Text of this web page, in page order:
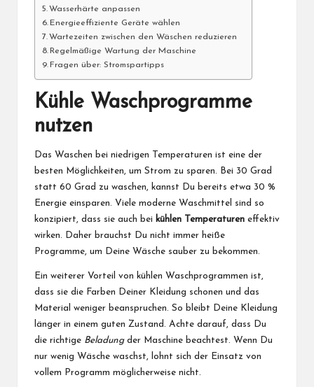
Wasserhärte anpassen
Energieeffiziente Geräte wählen
Wartezeiten zwischen den Wäschen reduzieren
Regelmäßige Wartung der Maschine
Fragen über: Stromspartipps
Kühle Waschprogramme
nutzen
Das Waschen bei niedrigen Temperaturen ist eine der
besten Möglichkeiten, um Strom zu sparen. Bei 30 Grad
statt 60 Grad zu waschen, kannst Du bereits etwa 30 %
Energie einsparen. Viele moderne Waschmittel sind so
konzipiert, dass sie auch bei kühlen Temperaturen effektiv
wirken. Daher brauchst Du nicht immer heiße
Programme, um Deine Wäsche sauber zu bekommen.
Ein weiterer Vorteil von kühlen Waschprogrammen ist,
dass sie die Farben Deiner Kleidung schonen und das
Material weniger beanspruchen. So bleibt Deine Kleidung
länger in einem guten Zustand. Achte darauf, dass Du
die richtige Beladungder Maschine beachtest. Wenn Du
nur wenig Wäsche waschst, lohnt sich der Einsatz von
vollem Programm möglicherweise nicht.